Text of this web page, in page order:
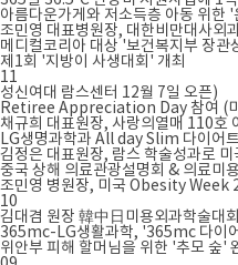
아름다운가게와 저소득층 아동 위한
조민영 대표병원장, 대한비만대사외
메디컬코리아 대상 '보건복지부 장관
제1회 '지방이 사생대회' 개최
11
성신여대 람스센터 12월 7일 오픈)
Retiree Appreciation Day 참여 (
채규희 대표원장, 사랑의열매 110호
LG생명과학과 All day Slim 다이어
김정은 대표원장, 람스 학술성과로
중국 상해 의료관광설명회 & 의료미
조민영 병원장, 미국 Obesity Week
10
김대겸 원장 韓中日미용외과학술대
365mc-LG생활과학, '365mc 다이
위안부 피해 할머님을 위한 '추모 숲'